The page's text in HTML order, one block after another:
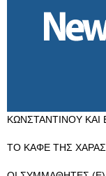
ΚΩΝΣΤΑΝΤΙΝΟΥ ΚΑΙ
ΤΟ ΚΑΦΕ ΤΗΣ ΧΑΡΑΣ